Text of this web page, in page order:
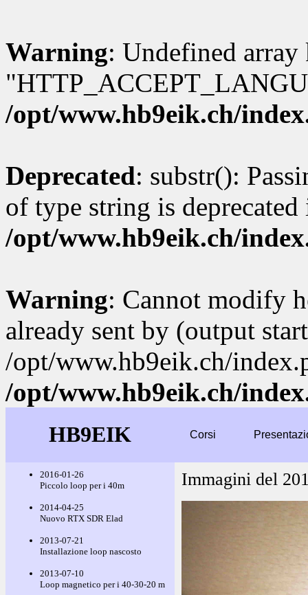
Warning: Undefined array
/opt/www.hb9eik.ch/
Deprecated: substr():
of type string is deprecated
/opt/www.hb9eik.ch/
Warning: Cannot modify
already sent by (output
/opt/www.hb9eik.ch/
/opt/www.hb9eik.ch/
HB9EIK Corsi
2016-01-26
Piccolo loop per i 40m
2014-04-25
Nuovo RTX SDR Elad
2013-07-21
Installazione loop nascosto
2013-07-10
Loop magnetico per i 40-30-20 m
Immagini del